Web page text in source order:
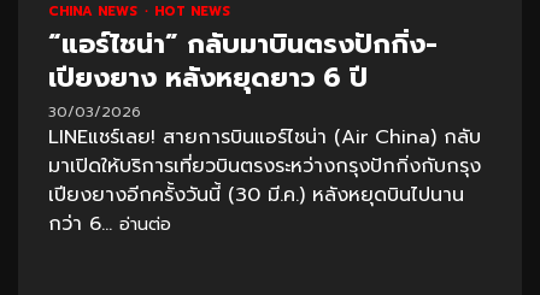
CHINA NEWS HOT NEWS
“แอร์ไชน่า” กลับมาบินตรงปักกิ่ง-
เปียงยาง หลังหยุดยาว 6 ปี
30/03/2026
LINEแชร์เลย! สายการบินแอร์ไชน่า (Air China) กลับ
มาเปิดให้บริการเที่ยวบินตรงระหว่างกรุงปักกิ่งกับกรุง
เปียงยางอีกครั้งวันนี้ (30 มี.ค.) หลังหยุดบินไปนาน
กว่า 6... อ่านต่อ